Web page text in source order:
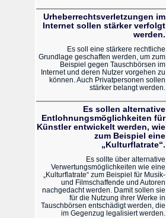
Urheberrechtsverletzungen im
Internet sollen stärker verfolgt
werden.
Es soll eine stärkere rechtliche
Grundlage geschaffen werden, um zum
Beispiel gegen Tauschbörsen im
Internet und deren Nutzer vorgehen zu
können. Auch Privatpersonen sollen
stärker belangt werden.
Es sollen alternative
Entlohnungsmöglichkeiten für
Künstler entwickelt werden, wie
zum Beispiel eine
„Kulturflatrate“.
Es sollte über alternative
Verwertungsmöglichkeiten wie eine
„Kulturflatrate“ zum Beispiel für Musik-
und Filmschaffende und Autoren
nachgedacht werden. Damit sollen sie
für die Nutzung ihrer Werke in
Tauschbörsen entschädigt werden, die
im Gegenzug legalisiert werden.